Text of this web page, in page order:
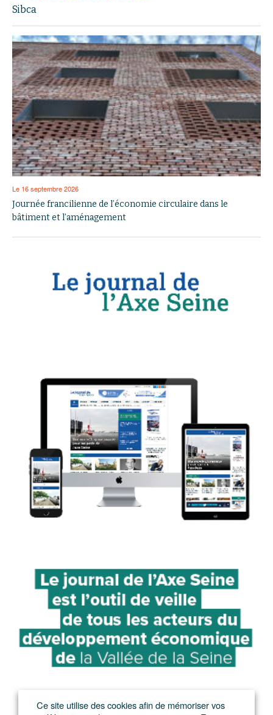
Sibca
Le 16 septembre 2026
Journée francilienne de l’économie circulaire dans le
bâtiment et l’aménagement
Ce site utilise des cookies afin de mémoriser vos